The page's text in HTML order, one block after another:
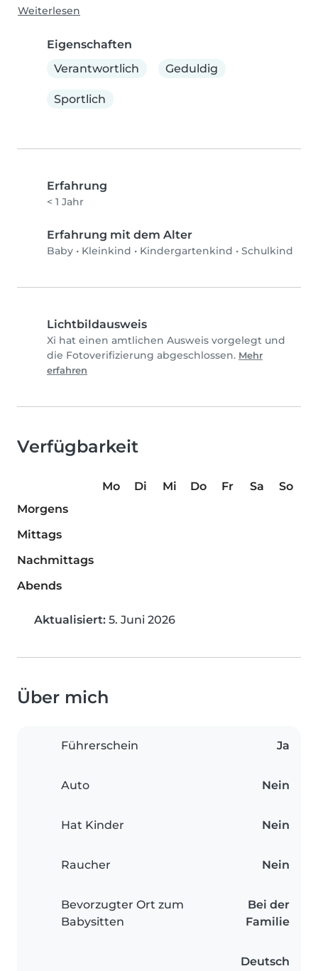
Weiterlesen
Eigenschaften
Verantwortlich
Geduldig
Sportlich
Erfahrung
< 1 Jahr
Erfahrung mit dem Alter
Baby • Kleinkind • Kindergartenkind • Schulkind
Lichtbildausweis
Xi hat einen amtlichen Ausweis vorgelegt und
die Fotoverifizierung abgeschlossen. Mehr
erfahren
Verfügbarkeit
Mo Di Mi Do Fr Sa
So
Morgens
Mittags
Nachmittags
Abends
Aktualisiert: 5. Juni 2026
Über mich
Führerschein Ja
Auto Nein
Hat Kinder Nein
Raucher Nein
Bevorzugter Ort zum
Babysitten
Bei der
Familie
Deutsch